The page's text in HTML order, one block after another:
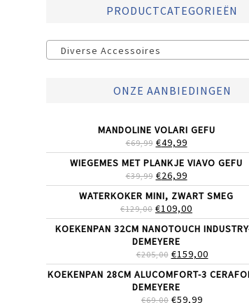
PRODUCTCATEGORIEËN
Diverse Accessoires
ONZE AANBIEDINGEN
MANDOLINE VOLARI GEFU
€69,99 OORSPRONKELIJKE
PRIJS
WAS:
€69,99.
€49,99HUIDIGE
PRIJS
IS:
€49,99.
WIEGEMES MET PLANKJE VIAVO GEFU
€39,99 OORSPRONKELIJKE
PRIJS
WAS:
€39,99.
€26,99HUIDIGE
PRIJS
IS:
€26,99.
WATERKOKER MINI, ZWART SMEG
€129,00 OORSPRONKELIJKE
PRIJS
WAS:
€129,00.
€109,00
PRIJS
IS:
KOEKENPAN 32CM NANOTOUCH
DEMEYERE
€205,00
PRIJS
WAS:
€205,00.
€159,00HUIDIGE
PRIJS
IS:
KOEKENPAN 28CM ALUCOMFORT-3
DEMEYERE
€69,00 €59,99